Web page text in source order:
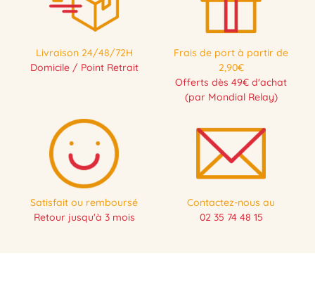
Livraison 24/48/72H
Domicile / Point Retrait
Frais de port à partir de
2,90€
Offerts dès 49€ d'achat
(par Mondial Relay)
Satisfait ou remboursé
Retour jusqu'à 3 mois
Contactez-nous au
02 35 74 48 15